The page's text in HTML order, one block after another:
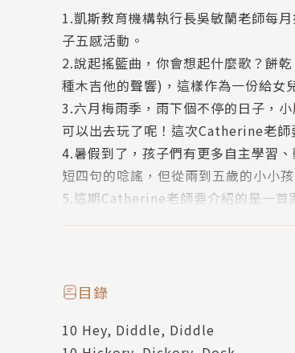
1.凱斯教育機構執行長吳敏蘭老師每
子五感活動。
2.說起搖籃曲，你會想起什麼歌？餅
種木吉他的聲響)，這樣作為一份給女
3.六月梅雨季，雨下個不停的日子，
可以出去玩了呢！這次Catherine老師
4.暑假到了，孩子們有更多自主學習
短四句的唸謠，但從兩到五歲的小小
5.這期Catherine老師要介紹的是一首
6.適逢中秋佳節，Catherine老師特
7.秋天是豐收的季節，Catherine老師
8.調皮的小老鼠爬上時鐘，會發生什
目錄
10 Hey, Diddle, Diddle